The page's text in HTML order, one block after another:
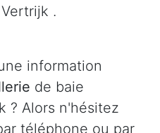
.
information
de baie
? Alors n'hésitez
téléphone ou par